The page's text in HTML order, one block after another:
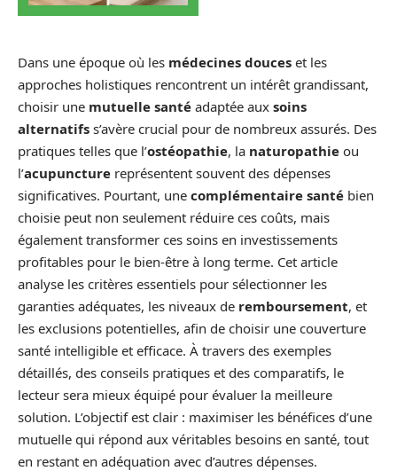
Dans une époque où les médecines douces et les
approches holistiques rencontrent un intérêt grandissant,
choisir une mutuelle santé adaptée aux soins
alternatifs s’avère crucial pour de nombreux assurés. Des
pratiques telles que l’ostéopathie, la naturopathie ou
l’acupuncture représentent souvent des dépenses
significatives. Pourtant, une complémentaire santé bien
choisie peut non seulement réduire ces coûts, mais
également transformer ces soins en investissements
profitables pour le bien-être à long terme. Cet article
analyse les critères essentiels pour sélectionner les
garanties adéquates, les niveaux de remboursement, et
les exclusions potentielles, afin de choisir une couverture
santé intelligible et efficace. À travers des exemples
détaillés, des conseils pratiques et des comparatifs, le
lecteur sera mieux équipé pour évaluer la meilleure
solution. L’objectif est clair : maximiser les bénéfices d’une
mutuelle qui répond aux véritables besoins en santé, tout
en restant en adéquation avec d’autres dépenses.